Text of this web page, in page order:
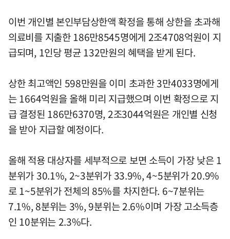
이번 개인별 본인부담상한액 확정을 통해 상한을 초과해
의료비를 지출한 186만8545명에게 2조4708억원이 지
급되며, 1인당 평균 132만원의 혜택을 받게 된다.
상한 최고액인 598만원을 이미 초과한 3만4033명에게
는 1664억원을 올해 미리 지급했으며 이번 확정으로 지
급 결정된 186만6370명, 2조3044억원은 개인별 신청
을 받아 지급할 예정이다.
올해 적용 대상자를 세부적으로 보면 소득이 가장 낮은 1
분위가 30.1%, 2~3분위가 33.9%, 4~5분위가 20.9%
로 1~5분위가 전체의 85%를 차지한다. 6~7분위는
7.1%, 8분위는 3%, 9분위는 2.6%이며 가장 고소득층
인 10분위는 2.3%다.